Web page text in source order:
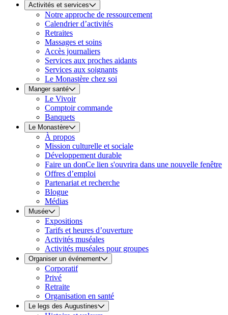
Activités et services
Notre approche de ressourcement
Calendrier d’activités
Retraites
Massages et soins
Accès journaliers
Services aux proches aidants
Services aux soignants
Le Monastère chez soi
Manger santé
Le Vivoir
Comptoir commande
Banquets
Le Monastère
À propos
Mission culturelle et sociale
Développement durable
Faire un donCe lien s'ouvrira dans une nouvelle fenêtre
Offres d’emploi
Partenariat et recherche
Blogue
Médias
Musée
Expositions
Tarifs et heures d’ouverture
Activités muséales
Activités muséales pour groupes
Organiser un événement
Corporatif
Privé
Retraite
Organisation en santé
Le legs des Augustines